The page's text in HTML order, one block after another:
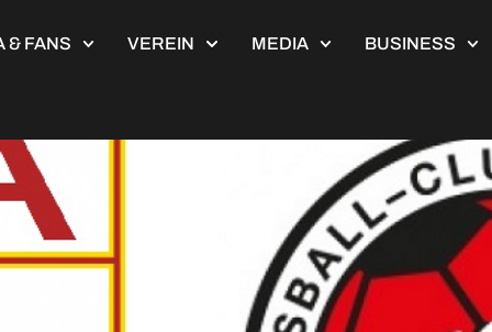
& FANS VEREIN MEDIA BUSINESS
II – FC Memmingen 1:1